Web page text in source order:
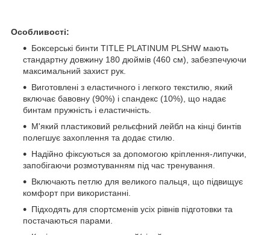
Особливості:
Боксерські бинти TITLE PLATINUM PLSHW мають
стандартну довжину 180 дюймів (460 см), забезпечуючи
максимальний захист рук.
Виготовлені з еластичного і легкого текстилю, який
включає бавовну (90%) і спандекс (10%), що надає
бинтам пружність і еластичність.
М'який пластиковий рельєфний лейбл на кінці бинтів
полегшує захоплення та додає стилю.
Надійно фіксуються за допомогою кріплення-липучки,
запобігаючи розмотуванням під час тренування.
Включають петлю для великого пальця, що підвищує
комфорт при використанні.
Підходять для спортсменів усіх рівнів підготовки та
постачаються парами.